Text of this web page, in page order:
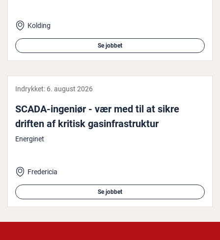
Kolding
Se jobbet
Indrykket: 6. august 2026
SCADA-ingeniør - vær med til at sikre
driften af kritisk ga­s­in­fra­struk­tur
Energinet
Fredericia
Se jobbet